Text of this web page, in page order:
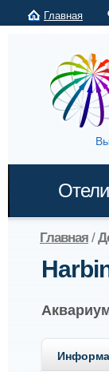
Главная
Отели
Главная /